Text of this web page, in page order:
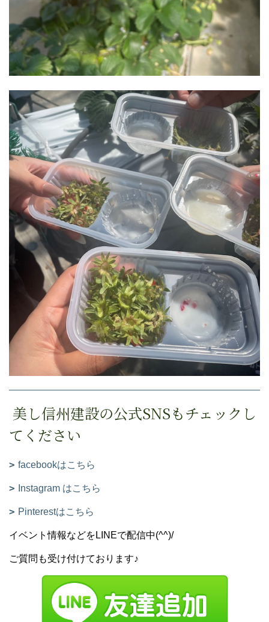
美し信州建設の公式SNSもチェックし
てください
facebookはこちら
Instagram はこちら
Pinterestはこちら
イベント情報などをLINEで配信中(^^)/
ご質問も受け付けております♪